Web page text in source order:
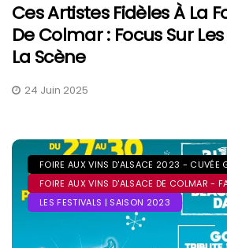
Ces Artistes Fidèles À La
De Colmar : Focus Sur
La Scène
24 Juin 2025
FOIRE AUX VINS D'ALSACE 2023 - CUVÉE
FOIRE AUX VINS D'ALSACE DE COLMAR -
LES FESTIVALS | SAISON 2023